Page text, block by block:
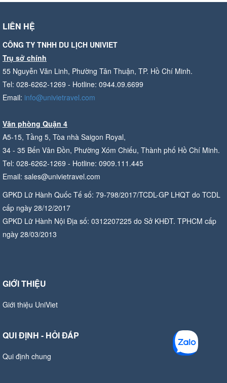
LIÊN HỆ
CÔNG TY TNHH DU LỊCH UNIVIET
Trụ sở chính
55 Nguyễn Văn Linh, Phường Tân Thuận, TP. Hồ Chí Minh.
Tel: 028-6262-1269 - Hotline: 0944.09.6699
Email: info@univietravel.com
Văn phòng Quận 4
A5-15, Tầng 5, Tòa nhà Saigon Royal,
34 - 35 Bến Vân Đồn, Phường Xóm Chiếu, Thành phố Hồ Chí Minh.
Tel: 028-6262-1269 - Hotline: 0909.111.445
Email: sales@univietravel.com
GPKD Lữ Hành Quốc Tế số: 79-798/2017/TCDL-GP LHQT do TCDL
cấp ngày 28/12/2017
GPKD Lữ Hành Nội Địa số: 0312207225 do Sở KHĐT. TPHCM cấp
ngày 28/03/2013
GIỚI THIỆU
Giới thiệu UniViet
QUI ĐỊNH - HỎI ĐÁP
Qui định chung